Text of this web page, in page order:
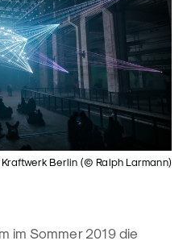
Kraftwerk Berlin (© Ralph Larmann)
im Sommer 2019 die